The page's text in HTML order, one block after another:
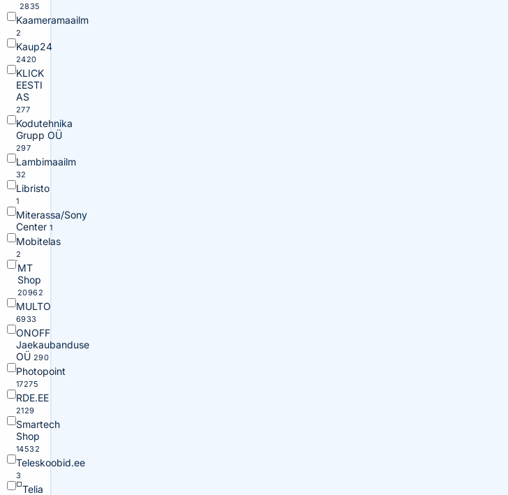
2835
Kaameramaailm
2
Kaup24
2420
KLICK
EESTI
AS
277
Kodutehnika
Grupp OÜ
297
Lambimaailm
32
Libristo
1
Miterassa/Sony
Center 1
Mobitelas
2
MT
Shop
20962
MULTO
6933
ONOFF
Jaekaubanduse
OÜ 290
Photopoint
17275
RDE.EE
2129
Smartech
Shop
14532
Teleskoobid.ee
3
Telia